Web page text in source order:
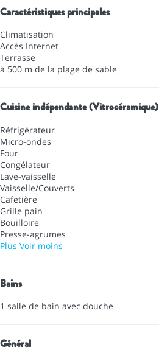
Caractéristiques principales
Climatisation
Accès Internet
Terrasse
à 500 m de la plage de sable
Cuisine indépendante (Vitrocéramique)
Réfrigérateur
Micro-ondes
Four
Congélateur
Lave-vaisselle
Vaisselle/Couverts
Cafetière
Grille pain
Bouilloire
Presse-agrumes
Plus Voir moins
Bains
1 salle de bain avec douche
Général